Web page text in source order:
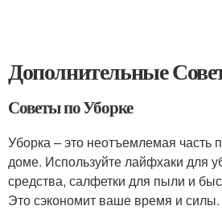
Дополнительные
Советы по Уборке
Уборка – это неотъемлемая часть
доме. Используйте лайфхаки для
средства, салфетки для пыли и
Это сэкономит ваше время и силы.